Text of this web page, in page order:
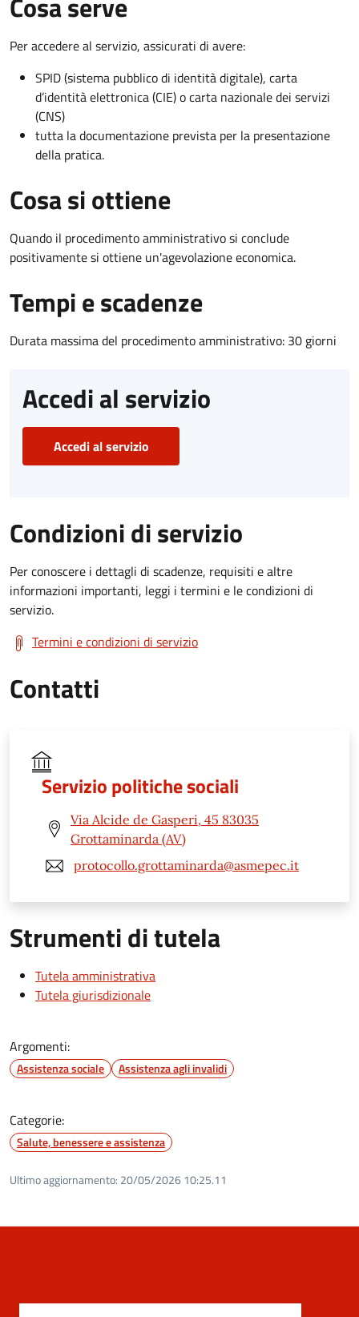
Per accedere al servizio, assicurati di avere:
SPID (sistema pubblico di identità digitale), carta
d’identità elettronica (CIE) o carta nazionale dei servizi
(CNS)
tutta la documentazione prevista per la presentazione
della pratica.
Cosa si ottiene
Quando il procedimento amministrativo si conclude
positivamente si ottiene un'agevolazione economica.
Tempi e scadenze
Durata massima del procedimento amministrativo: 30 giorni
Accedi al servizio
Accedi al servizio
Condizioni di servizio
Per conoscere i dettagli di scadenze, requisiti e altre
informazioni importanti, leggi i termini e le condizioni di
servizio.
Termini e condizioni di servizio
Contatti
Servizio politiche sociali
Via Alcide de Gasperi, 45 83035
Grottaminarda (AV)
protocollo.grottaminarda@asmepec.it
Strumenti di tutela
Tutela amministrativa
Tutela giurisdizionale
Argomenti:
Assistenza sociale Assistenza agli invalidi
Categorie:
Salute, benessere e assistenza
Ultimo aggiornamento: 20/05/2026 10:25.11